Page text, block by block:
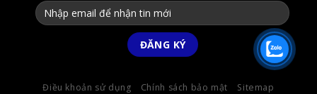
Điều khoản sử dụng Chính sách bảo mật Sitemap